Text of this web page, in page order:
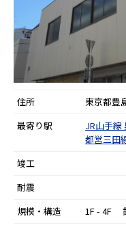
住所
東京都豊
最寄り駅
JR山手線
都営三田
竣工
耐震
規模・構造
1F - 4F